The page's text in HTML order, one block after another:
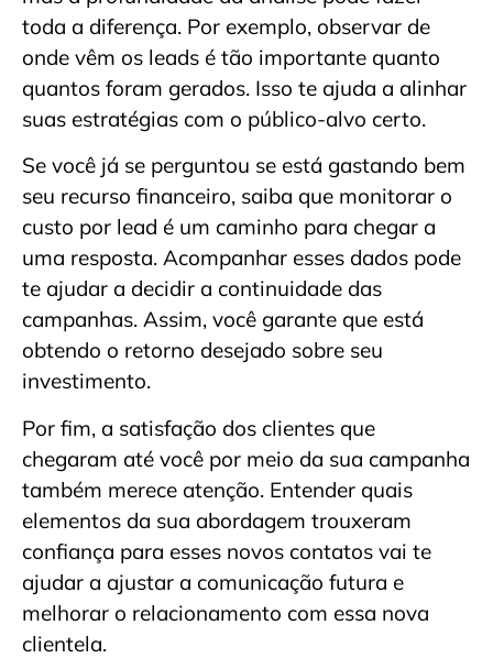
toda a diferença. Por exemplo, observar de
onde vêm os leads é tão importante quanto
quantos foram gerados. Isso te ajuda a alinhar
suas estratégias com o público-alvo certo.
Se você já se perguntou se está gastando bem
seu recurso financeiro, saiba que monitorar o
custo por lead é um caminho para chegar a
uma resposta. Acompanhar esses dados pode
te ajudar a decidir a continuidade das
campanhas. Assim, você garante que está
obtendo o retorno desejado sobre seu
investimento.
Por fim, a satisfação dos clientes que
chegaram até você por meio da sua campanha
também merece atenção. Entender quais
elementos da sua abordagem trouxeram
confiança para esses novos contatos vai te
ajudar a ajustar a comunicação futura e
melhorar o relacionamento com essa nova
clientela.